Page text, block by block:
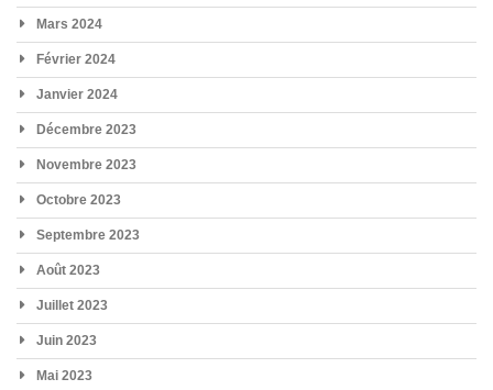
Mars 2024
Février 2024
Janvier 2024
Décembre 2023
Novembre 2023
Octobre 2023
Septembre 2023
Août 2023
Juillet 2023
Juin 2023
Mai 2023